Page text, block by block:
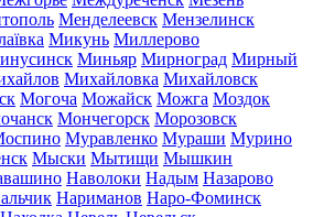
Менделеевск Мензелинск
Микунь Миллерово
Миньяр Мирноград Мирный
Михайловка Михайловск
Могоча Можайск Можга Моздок
Мончегорск Морозовск
Муравленко Мураши Мурино
Мыски Мытищи Мышкин
Наволоки Надым Назарово
Нариманов Наро-Фоминск